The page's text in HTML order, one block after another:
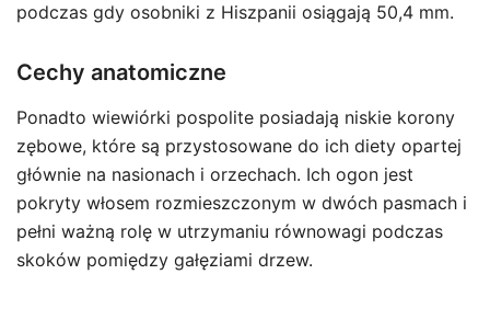
podczas gdy osobniki z Hiszpanii osiągają 50,4 mm.
Cechy anatomiczne
Ponadto wiewiórki pospolite posiadają niskie korony
zębowe, które są przystosowane do ich diety opartej
głównie na nasionach i orzechach. Ich ogon jest
pokryty włosem rozmieszczonym w dwóch pasmach i
pełni ważną rolę w utrzymaniu równowagi podczas
skoków pomiędzy gałęziami drzew.